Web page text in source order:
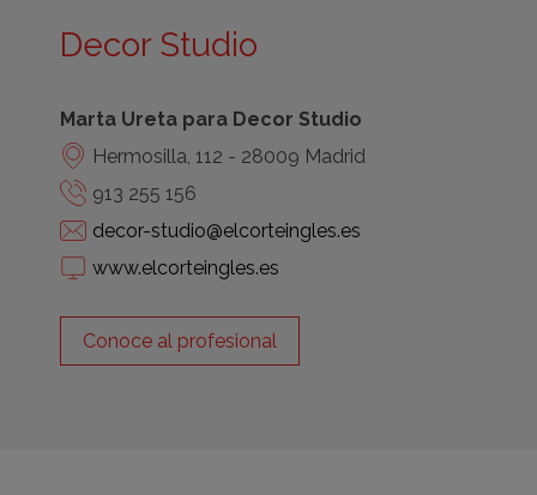
Decor Studio
Marta Ureta para Decor Studio
Hermosilla, 112 - 28009 Madrid
913 255 156
decor-studio@elcorteingles.es
www.elcorteingles.es
Conoce al profesional